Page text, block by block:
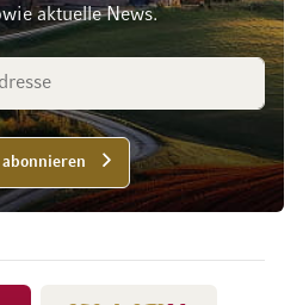
aktuelle News.